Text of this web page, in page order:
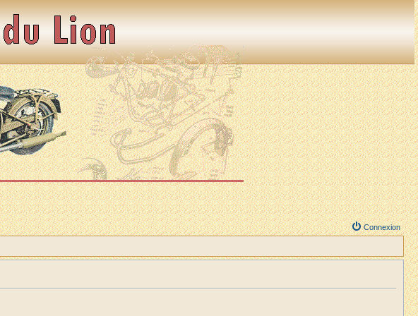
Connexion